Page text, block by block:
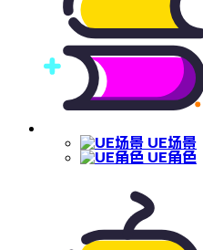
UE场景
UE角色